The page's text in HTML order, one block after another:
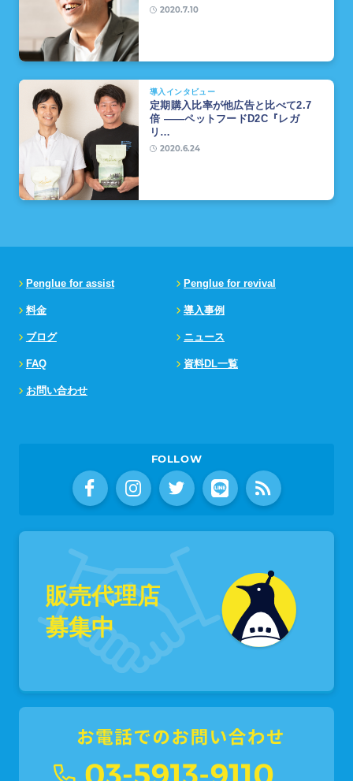
2020.7.10
導入インタビュー
定期購入比率が他広告と比べて2.7
倍 ――ペットフードD2C『レガ
リ…
2020.6.24
Penglue for assist Penglue for revival
料金 導入事例
ブログ ニュース
FAQ 資料DL一覧
お問い合わせ
FOLLOW
販売代理店
募集中